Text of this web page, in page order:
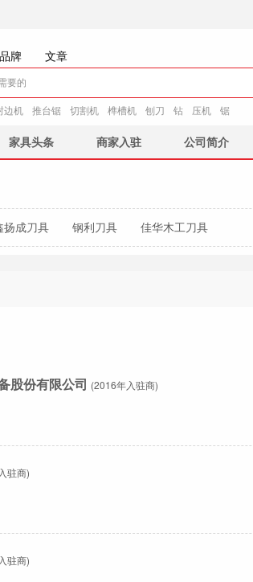
品牌 文章
边机 推台锯 切割机 榫槽机 刨刀 钻 压机 锯
家具头条 商家入驻 公司简介
扬成刀具 钢利刀具 佳华木工刀具
股份有限公司 (2016年入驻商)
驻商)
驻商)